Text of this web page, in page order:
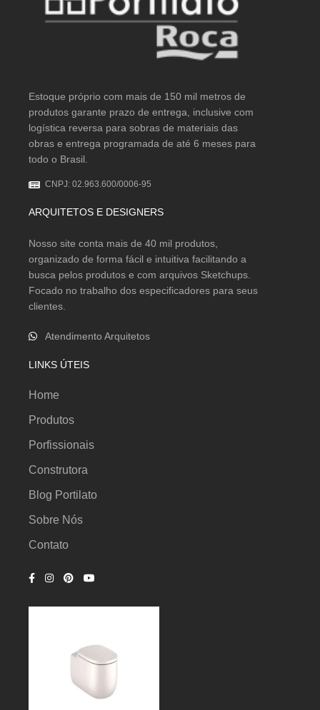
Estoque próprio com mais de 150 mil metros de
produtos garante prazo de entrega, inclusive com
logística reversa para sobras de materiais das
obras e entrega programada de até 6 meses para
todo o Brasil.
CNPJ: 02.963.600/0006-95
ARQUITETOS E DESIGNERS
Nosso site conta mais de 40 mil produtos,
organizado de forma fácil e intuitiva facilitando a
busca pelos produtos e com arquivos Sketchups.
Focado no trabalho dos especificadores para seus
clientes.
Atendimento Arquitetos
LINKS ÚTEIS
Home
Produtos
Porfissionais
Construtora
Blog Portilato
Sobre Nós
Contato